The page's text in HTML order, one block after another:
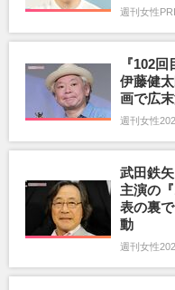
週刊女性
『102
伊藤健
画で広
週刊女性
武田鉄
主演の
表の裏
動
週刊女性